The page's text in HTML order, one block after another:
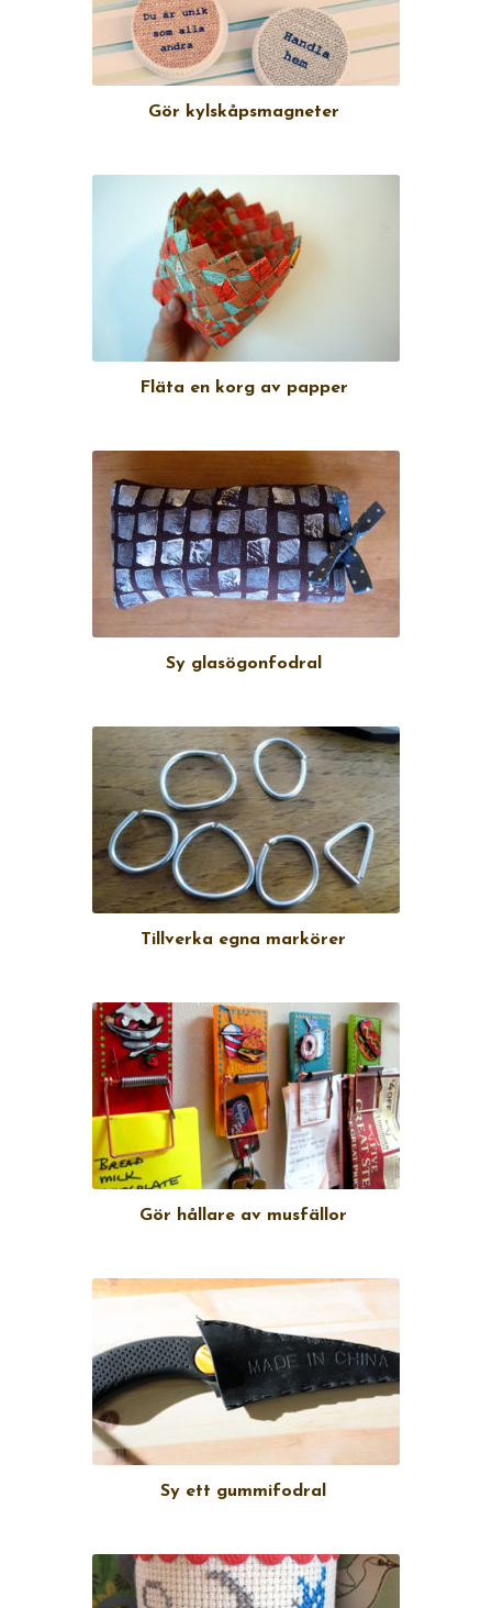
Gör kylskåpsmagneter
Fläta en korg av papper
Sy glasögonfodral
Tillverka egna markörer
Gör hållare av musfällor
Sy ett gummifodral